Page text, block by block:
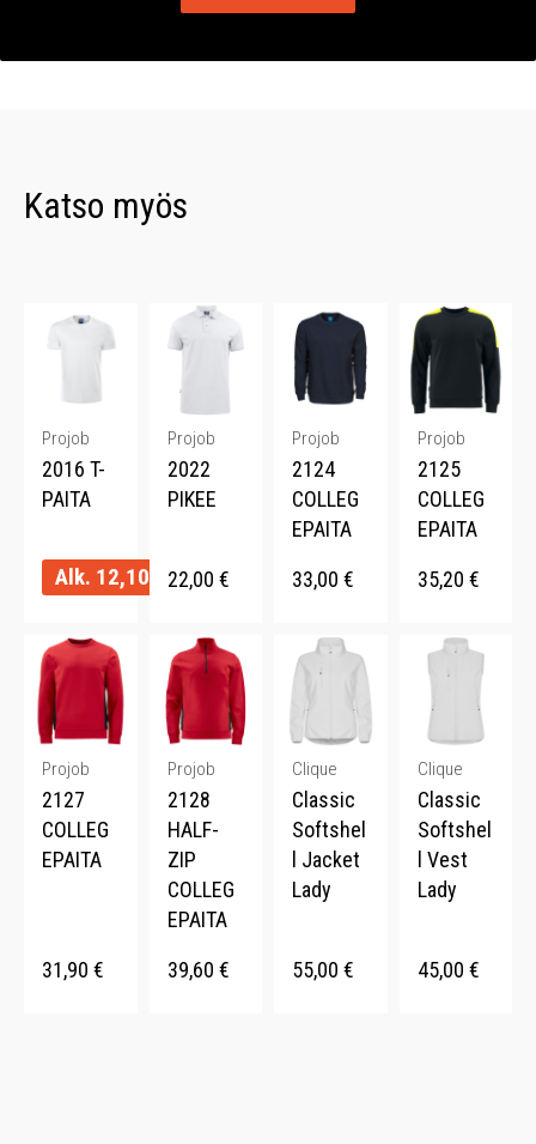
Katso myös
Projob
2016 T-
PAITA
Alk. 12,10
Projob
2022
PIKEE
22,00 €
Projob
2124
COLLEG
EPAITA
33,00 €
Projob
2125
COLLEG
EPAITA
35,20 €
Projob
2127
COLLEG
EPAITA
31,90 €
Projob
2128
HALF-
ZIP
COLLEG
EPAITA
39,60 €
Clique
Classic
Softshel
l Jacket
Lady
55,00 €
Clique
Classic
Softshel
l Vest
Lady
45,00 €